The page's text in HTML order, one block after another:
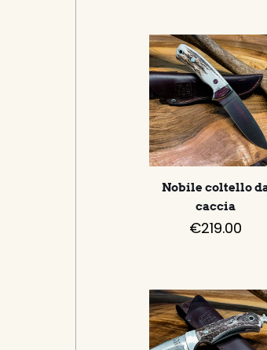
Nobile coltello
caccia
€219.00